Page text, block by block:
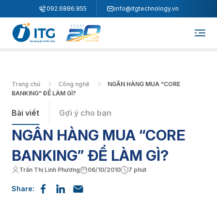
092.6886.855 info@itgtechnology.vn
Trang chủ Công nghệ
NGÂN HÀNG MUA “CORE
BANKING” ĐỂ LÀM GÌ?
Bài viết Gợi ý cho bạn
NGÂN HÀNG MUA “CORE
BANKING” ĐỂ LÀM GÌ?
Trần Thị Linh Phương 06/10/2010 7 phút
Share: